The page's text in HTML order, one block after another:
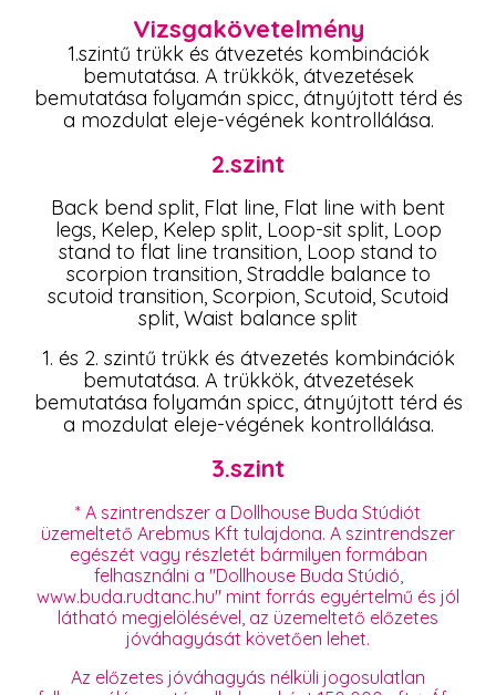
Vizsgakövetelmény
1.szintű trükk és átvezetés kombinációk
bemutatása. A trükkök, átvezetések
bemutatása folyamán spicc, átnyújtott térd és
a mozdulat eleje-végének kontrollálása.
2.szint
Back bend split, Flat line, Flat line with bent
legs, Kelep, Kelep split, Loop-sit split, Loop
stand to flat line transition, Loop stand to
scorpion transition, Straddle balance to
scutoid transition, Scorpion, Scutoid, Scutoid
split, Waist balance split
1. és 2. szintű trükk és átvezetés kombinációk
bemutatása. A trükkök, átvezetések
bemutatása folyamán spicc, átnyújtott térd és
a mozdulat eleje-végének kontrollálása.
3.szint
* A szintrendszer a Dollhouse Buda Stúdiót
üzemeltető Arebmus Kft tulajdona. A szintrendszer
egészét vagy részletét bármilyen formában
felhasználni a "Dollhouse Buda Stúdió,
www.buda.rudtanc.hu" mint forrás egyértelmű és jól
látható megjelölésével, az üzemeltető előzetes
jóváhagyását követően lehet.
Az előzetes jóváhagyás nélküli jogosulatlan